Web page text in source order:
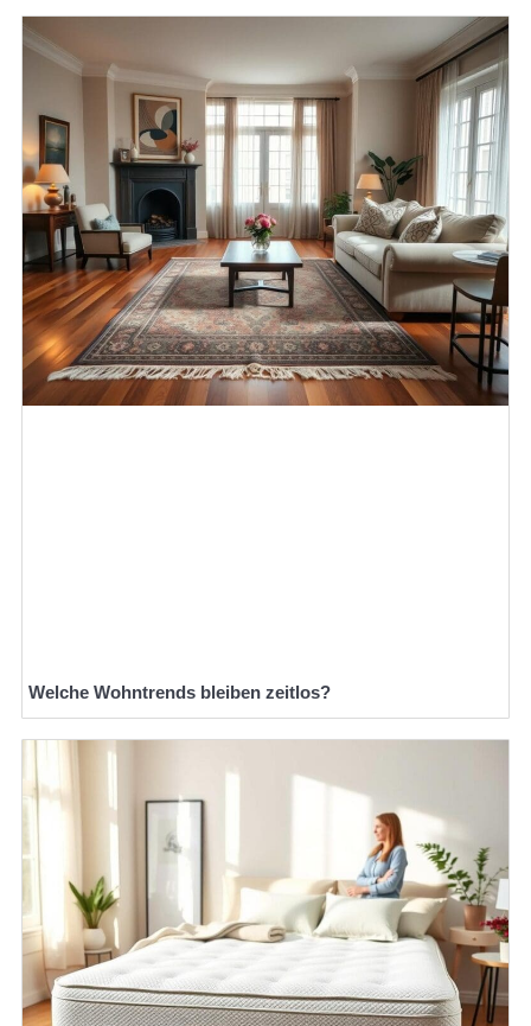
Welche Wohntrends bleiben zeitlos?